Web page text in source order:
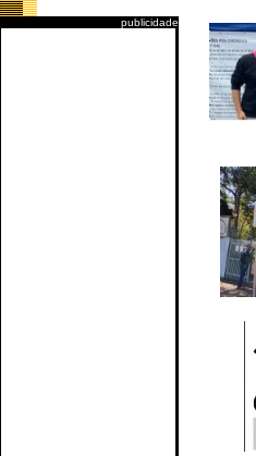
publicidade